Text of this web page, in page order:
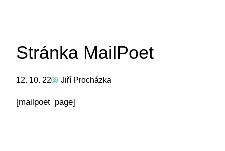
Stránka MailPoet
12. 10. 22 Jiří Procházka
[mailpoet_page]